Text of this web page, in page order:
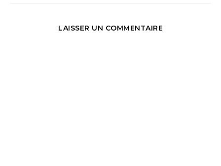
LAISSER UN COMMENTAIRE